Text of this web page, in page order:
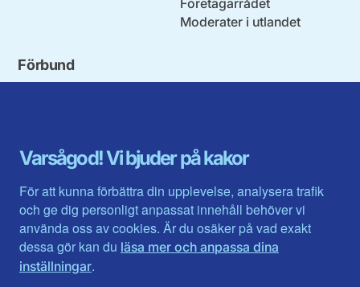
Varsågod! Vi bjuder på kakor
För att kunna förbättra din upplevelse, analysera trafik
och ge dig personligt anpassat innehåll behöver vi
använda oss av cookies. Är du osäker på vad exakt
dessa gör kan du läsa mer och anpassa dina
inställningar.
Moderater i utlandet
Förbund
Gävleborg
Halland
Jämtlands län
Jönköpings län
Kalmar län
Kronobergs län
Norrbotten
Skåne län
Värmlands län
Västerbotten
Västra Götaland
Västernorrland
Västmanland
Örebro län
Östergötland